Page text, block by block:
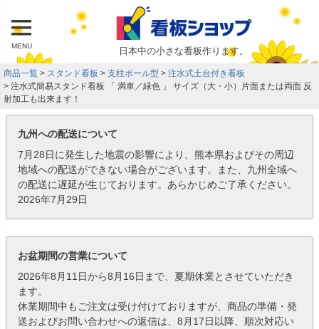
MENU 日本中の小さな看板作ります。
商品一覧 スタンド看板 支柱ポール型
注水式土台付き看板
注水式簡易スタンド看板 「 満車／緑色 」 サイズ（大・小）片面または両面 反
射加工も出来ます！
九州への配送について
7月28日に発生した地震の影響により、熊本県およびその周辺
地域への配送ができない場合がございます。また、九州全域へ
の配送に遅延が生じております。あらかじめご了承ください。
2026年7月29日
お盆期間の営業について
2026年8月11日から8月16日まで、夏期休業とさせていただき
ます。
休業期間中もご注文は受け付けておりますが、商品の準備・発
送およびお問い合わせへの返信は、8月17日以降、順次対応い